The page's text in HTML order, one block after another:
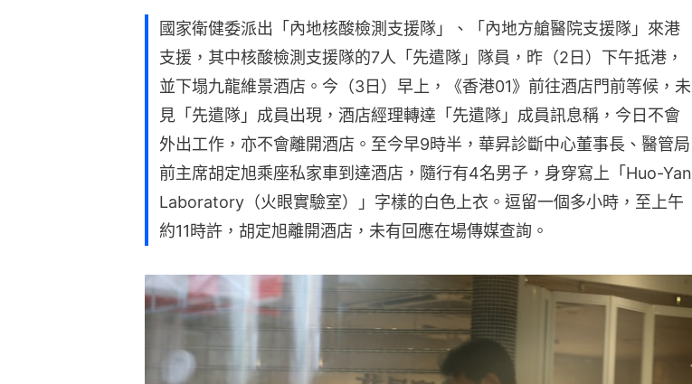
國家衛健委派出「內地核酸檢測支援隊」、「內地方艙醫院支援隊」來港
支援，其中核酸檢測支援隊的7人「先遣隊」隊員，昨（2日）下午抵港，
並下塌九龍維景酒店。今（3日）早上，《香港01》前往酒店門前等候，未
見「先遣隊」成員出現，酒店經理轉達「先遣隊」成員訊息稱，今日不會
外出工作，亦不會離開酒店。至今早9時半，華昇診斷中心董事長、醫管局
前主席胡定旭乘座私家車到達酒店，隨行有4名男子，身穿寫上「Huo-Yan
Laboratory（火眼實驗室）」字樣的白色上衣。逗留一個多小時，至上午
約11時許，胡定旭離開酒店，未有回應在場傳媒查詢。